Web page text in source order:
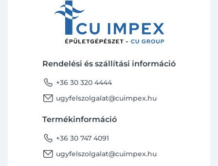
Rendelési és szállítási információ
phone +36 30 320 4444
email ugyfelszolgalat@cuimpex.hu
Termékinformáció
phone +36 30 747 4091
email ugyfelszolgalat@cuimpex.hu